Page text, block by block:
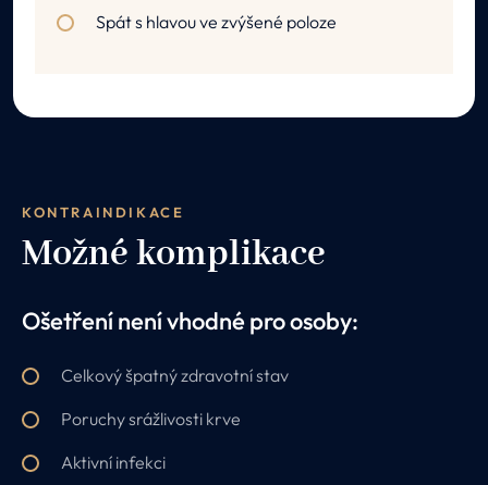
Spát s hlavou ve zvýšené poloze
KONTRAINDIKACE
Možné komplikace
Ošetření není vhodné pro osoby:
Celkový špatný zdravotní stav
Poruchy srážlivosti krve
Aktivní infekci